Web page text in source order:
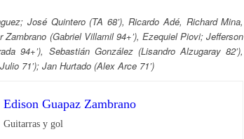
José Quintero (TA 68’), Ricardo Adé, Richard Mina,
Zambrano (Gabriel Villamil 94+’), Ezequiel Piovi; Jefferson
94+’), Sebastián González (Lisandro Alzugaray 82’),
71’); Jan Hurtado (Alex Arce 71’)
Edison Guapaz Zambrano
Guitarras y gol